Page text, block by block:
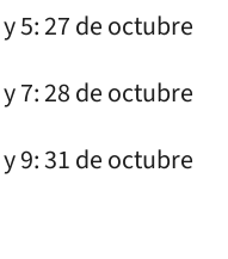
5: 27 de octubre
7: 28 de octubre
9: 31 de octubre